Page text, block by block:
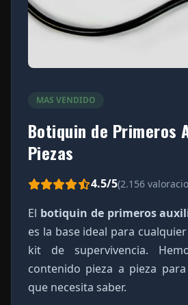
MAS VENDIDO
Botiquin de Primeros
Piezas
4.5/5(2.156
El botiquin de primeros
es la base ideal para
kit de supervivencia.
contenido pieza a pieza
que necesita saber.